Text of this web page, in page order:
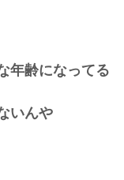
年齢になってる
いんや